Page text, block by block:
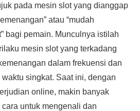
pada mesin slot yang dianggap
atau “mudah
bagi pemain. Munculnya istilah
mesin slot yang terkadang
dalam frekuensi dan
singkat. Saat ini, dengan
online, makin banyak
untuk mengenali dan